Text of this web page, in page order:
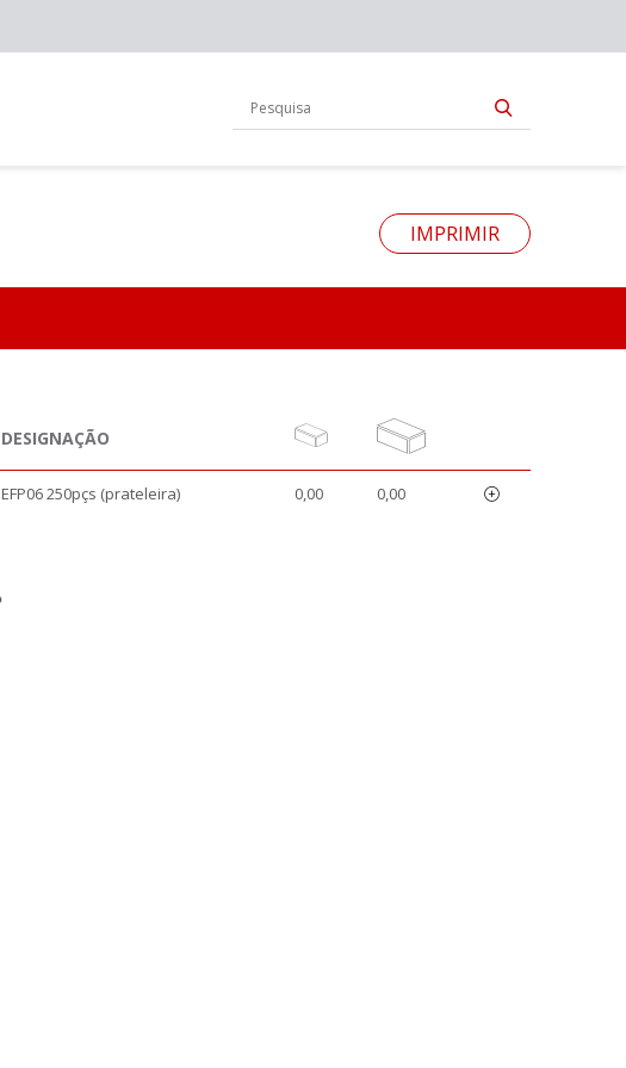
IMPRIMIR
DESIGNAÇÃO
EFP06 250pçs (prateleira) 0,00 0,00